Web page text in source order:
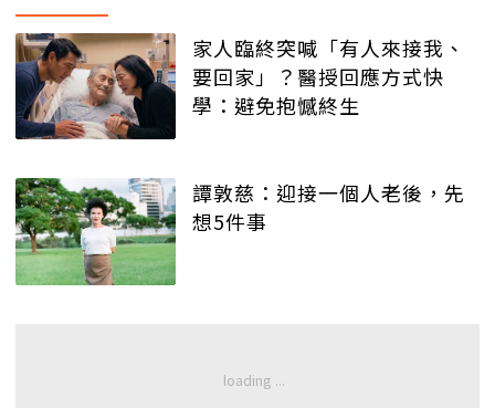
家人臨終突喊「有人來接我、
要回家」？醫授回應方式快
學：避免抱憾終生
譚敦慈：迎接一個人老後，先
想5件事